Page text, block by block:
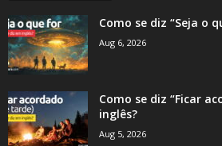
Como se diz “Seja o
Aug 6, 2026
Como se diz “Ficar
inglês?
Aug 5, 2026